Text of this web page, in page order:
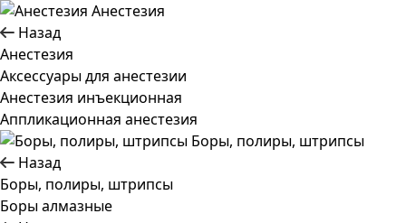
Анестезия
Назад
Анестезия
Аксессуары для анестезии
Анестезия инъекционная
Аппликационная анестезия
Боры, полиры, штрипсы
Назад
Боры, полиры, штрипсы
Боры алмазные